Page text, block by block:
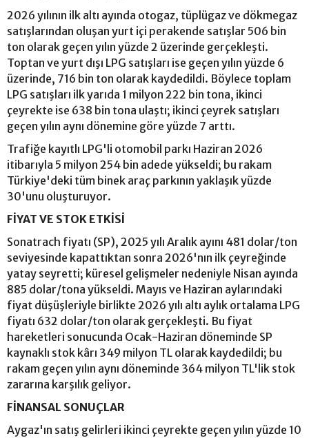
2026 yılının ilk altı ayında otogaz, tüplügaz ve dökmegaz
satışlarından oluşan yurt içi perakende satışlar 506 bin
ton olarak geçen yılın yüzde 2 üzerinde gerçekleşti.
Toptan ve yurt dışı LPG satışları ise geçen yılın yüzde 6
üzerinde, 716 bin ton olarak kaydedildi. Böylece toplam
LPG satışları ilk yarıda 1 milyon 222 bin tona, ikinci
çeyrekte ise 638 bin tona ulaştı; ikinci çeyrek satışları
geçen yılın aynı dönemine göre yüzde 7 arttı.
Trafiğe kayıtlı LPG'li otomobil parkı Haziran 2026
itibarıyla 5 milyon 254 bin adede yükseldi; bu rakam
Türkiye'deki tüm binek araç parkının yaklaşık yüzde
30'unu oluşturuyor.
FİYAT VE STOK ETKİSİ
Sonatrach fiyatı (SP), 2025 yılı Aralık ayını 481 dolar/ton
seviyesinde kapattıktan sonra 2026'nın ilk çeyreğinde
yatay seyretti; küresel gelişmeler nedeniyle Nisan ayında
885 dolar/tona yükseldi. Mayıs ve Haziran aylarındaki
fiyat düşüşleriyle birlikte 2026 yılı altı aylık ortalama LPG
fiyatı 632 dolar/ton olarak gerçekleşti. Bu fiyat
hareketleri sonucunda Ocak-Haziran döneminde SP
kaynaklı stok kârı 349 milyon TL olarak kaydedildi; bu
rakam geçen yılın aynı döneminde 364 milyon TL'lik stok
zararına karşılık geliyor.
FİNANSAL SONUÇLAR
Aygaz'ın satış gelirleri ikinci çeyrekte geçen yılın yüzde 10